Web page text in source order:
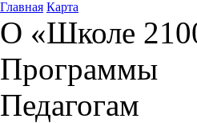
Главная Карта
О «Школе
Программы
Педагогам